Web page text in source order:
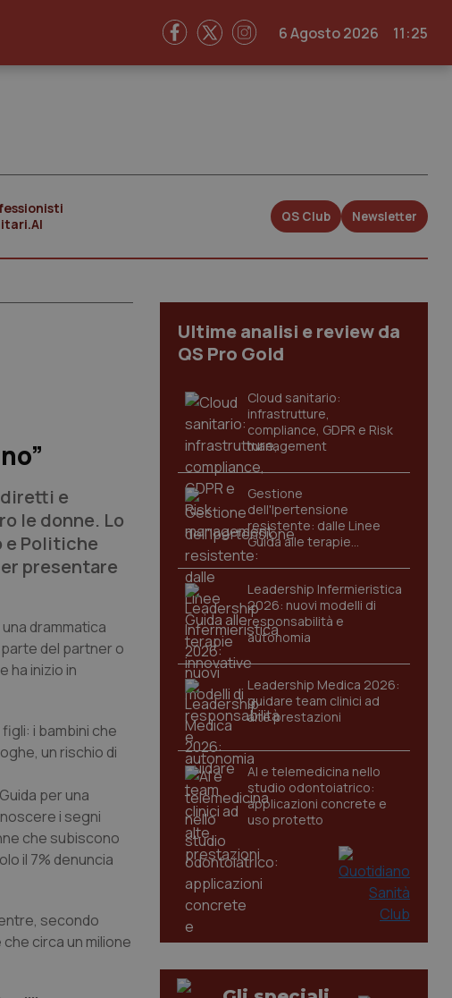
6 Agosto 2026 11:25
QS Club Newsletter
e
le donne. Lo
e Politiche
presentare
drammatica
del partner o
ha inizio in
i bambini che
un rischio di
per una
i segni
che subiscono
il 7% denuncia
secondo
circa un milione
Ultime analisi e review da
QS Pro Gold
Cloud sanitario:
infrastrutture,
compliance, GDPR e Risk
management
Gestione
dell'Ipertensione
resistente: dalle Linee
Guida alle terapie
innovative
Leadership Infermieristica
2026: nuovi modelli di
responsabilità e
autonomia
Leadership Medica 2026:
guidare team clinici ad
alte prestazioni
AI e telemedicina nello
studio odontoiatrico:
applicazioni concrete e
uso protetto